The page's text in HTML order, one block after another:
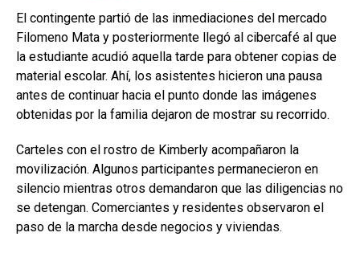
El contingente partió de las inmediaciones del mercado
Filomeno Mata y posteriormente llegó al cibercafé al que
la estudiante acudió aquella tarde para obtener copias de
material escolar. Ahí, los asistentes hicieron una pausa
antes de continuar hacia el punto donde las imágenes
obtenidas por la familia dejaron de mostrar su recorrido.
Carteles con el rostro de Kimberly acompañaron la
movilización. Algunos participantes permanecieron en
silencio mientras otros demandaron que las diligencias no
se detengan. Comerciantes y residentes observaron el
paso de la marcha desde negocios y viviendas.